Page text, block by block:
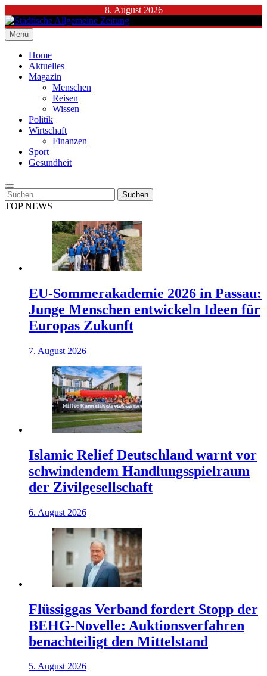
to
content
8. August 2026
Städtische Allgemeine Zeitung
Menu
Home
Aktuelles
Magazin
Menschen
Reisen
Wissen
Politik
Wirtschaft
Finanzen
Sport
Gesundheit
Suchen
nach:
TOP NEWS
EU-Sommerakademie 2026 in Passau:
Junge Menschen entwickeln Ideen für
Europas Zukunft
7. August 2026
Islamic Relief Deutschland warnt vor
schwindendem Handlungsspielraum
der Zivilgesellschaft
6. August 2026
Flüssiggas Verband fordert Stopp der
BEHG-Novelle: Auktionsverfahren
benachteiligt den Mittelstand
5. August 2026